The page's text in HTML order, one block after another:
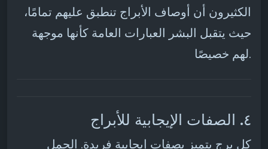
الكثيرون أن أوصاف الأبراج تنطبق عليهم تمامًا،
حيث يتقبل البشر العبارات العامة كأنها موجهة
لهم خصيصًا.
٤. الصفات الإيجابية للأبراج
كل برج يتميز بصفات إيجابية فريدة. الحمل